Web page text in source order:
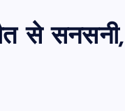
से